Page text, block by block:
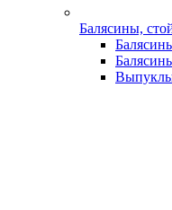
Балясины,